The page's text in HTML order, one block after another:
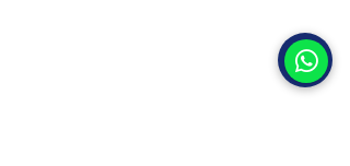
vendas@selaplast.com.br